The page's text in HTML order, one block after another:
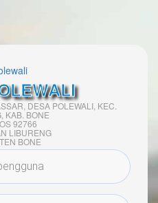
DESA POLEWALI, KEC.
KAB. BONE
92766
LIBURENG
BONE